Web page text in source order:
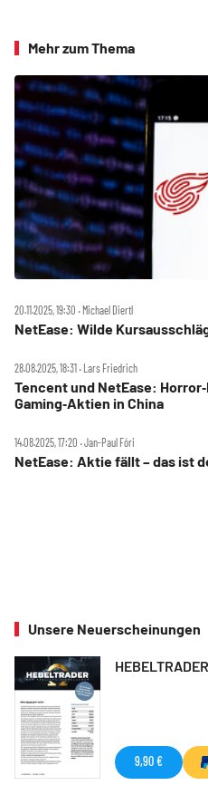
Mehr zum Thema
20.11.2025, 19:30 ‧ Michael Diertl
NetEase: Wilde
28.08.2025, 18:31 ‧ Lars Friedrich
Tencent und NetEase:
Gaming‑Aktien in China
14.08.2025, 17:20 ‧ Jan-Paul Fóri
NetEase: Aktie fällt – das ist
Unsere Neuerscheinungen
9,90 €